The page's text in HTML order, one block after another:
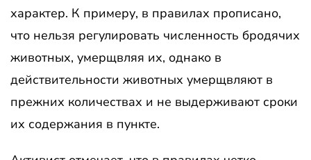
характер. К примеру, в правилах прописано,
что нельзя регулировать численность бродячих
животных, умерщвляя их, однако в
действительности животных умерщвляют в
прежних количествах и не выдерживают сроки
их содержания в пункте.